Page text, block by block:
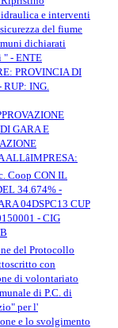
e interventi
del fiume
dichiarati
" - ENTE
PROVINCIA DI
RUP: ING.
GARA E
Coop CON IL
34.674% -
04DSPC13 CUP
- CIG
del Protocollo
con
di volontariato
di P.C. di
per l'
e lo svolgimento